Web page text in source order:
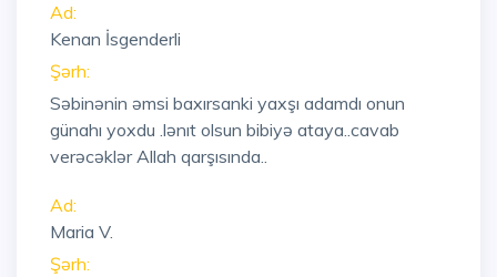
Ad:
Kenan İsgenderli
Şərh:
Səbinənin əmsi baxırsanki yaxşı adamdı onun
günahı yoxdu .lənıt olsun bibiyə ataya..cavab
verəcəklər Allah qarşısında..
Ad:
Maria V.
Şərh: